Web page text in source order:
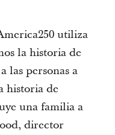
utiliza
la historia de
las personas a
historia de
una familia a
director